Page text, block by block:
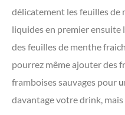
délicatement les feuilles de
liquides en premier ensuite
des feuilles de menthe
pourrez même ajouter des
framboises sauvages pour
davantage votre drink,